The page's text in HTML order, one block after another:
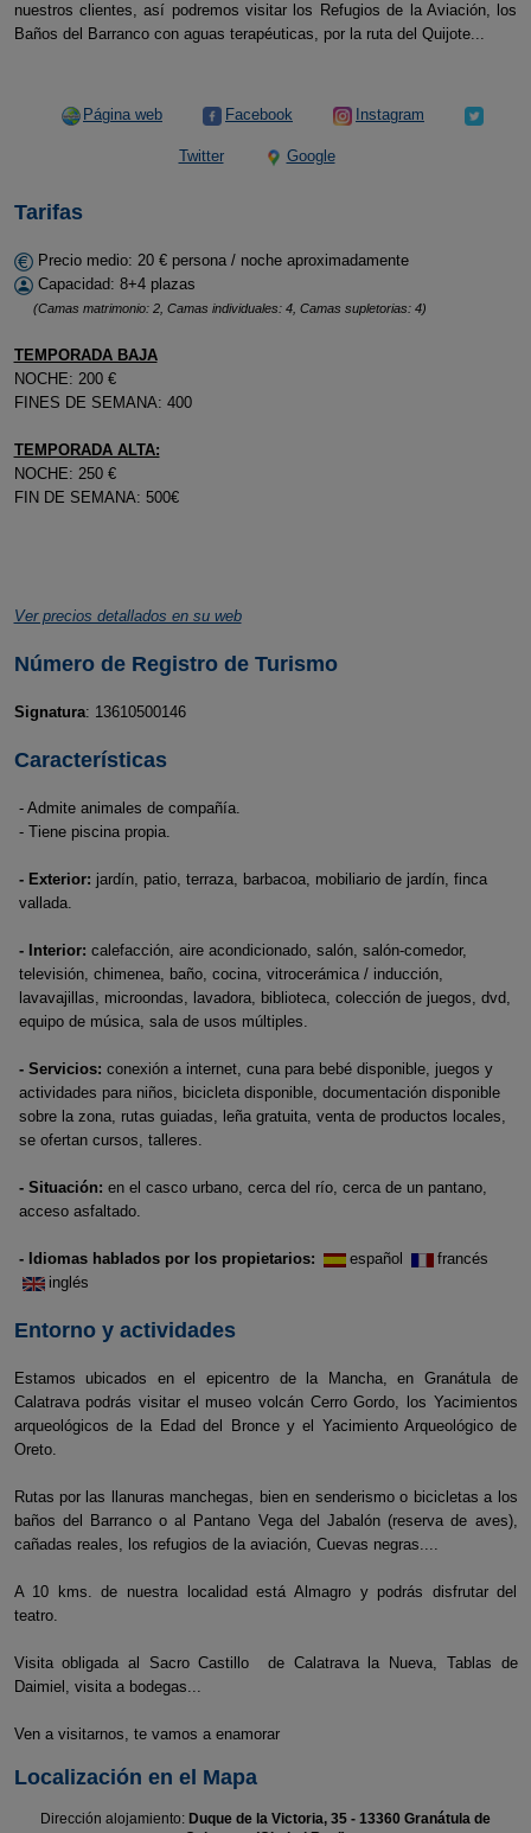
nuestros clientes, así podremos visitar los Refugios de la Aviación, los
Baños del Barranco con aguas terapéuticas, por la ruta del Quijote...
Página web Facebook Instagram
Twitter Google
Tarifas
Precio medio: 20 € persona / noche aproximadamente
Capacidad: 8+4 plazas
(Camas matrimonio: 2, Camas individuales: 4, Camas supletorias: 4)
TEMPORADA BAJA
NOCHE: 200 €
FINES DE SEMANA: 400
TEMPORADA ALTA:
NOCHE: 250 €
FIN DE SEMANA: 500€
Ver precios detallados en su web
Número de Registro de Turismo
Signatura: 13610500146
Características
- Admite animales de compañía.
- Tiene piscina propia.
- Exterior: jardín, patio, terraza, barbacoa, mobiliario de jardín, finca
vallada.
- Interior: calefacción, aire acondicionado, salón, salón-comedor,
televisión, chimenea, baño, cocina, vitrocerámica / inducción,
lavavajillas, microondas, lavadora, biblioteca, colección de juegos, dvd,
equipo de música, sala de usos múltiples.
- Servicios: conexión a internet, cuna para bebé disponible, juegos y
actividades para niños, bicicleta disponible, documentación disponible
sobre la zona, rutas guiadas, leña gratuita, venta de productos locales,
se ofertan cursos, talleres.
- Situación: en el casco urbano, cerca del río, cerca de un pantano,
acceso asfaltado.
- Idiomas hablados por los propietarios: español
francés
inglés
Entorno y actividades
Estamos ubicados en el epicentro de la Mancha, en Granátula de
Calatrava podrás visitar el museo volcán Cerro Gordo, los Yacimientos
arqueológicos de la Edad del Bronce y el Yacimiento Arqueológico de
Oreto.
Rutas por las llanuras manchegas, bien en senderismo o bicicletas a los
baños del Barranco o al Pantano Vega del Jabalón (reserva de aves),
cañadas reales, los refugios de la aviación, Cuevas negras....
A 10 kms. de nuestra localidad está Almagro y podrás disfrutar del
teatro.
Visita obligada al Sacro Castillo de Calatrava la Nueva, Tablas de
Daimiel, visita a bodegas...
Ven a visitarnos, te vamos a enamorar
Localización en el Mapa
Dirección alojamiento: Duque de la Victoria, 35 - 13360 Granátula de